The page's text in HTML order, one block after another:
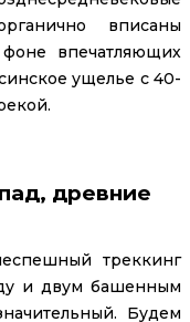
вписаны
впечатляющих
ущелье с 40-
древние
треккинг
и двум башенным
Будем